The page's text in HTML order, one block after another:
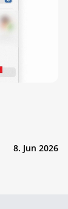
8. Jun 2026